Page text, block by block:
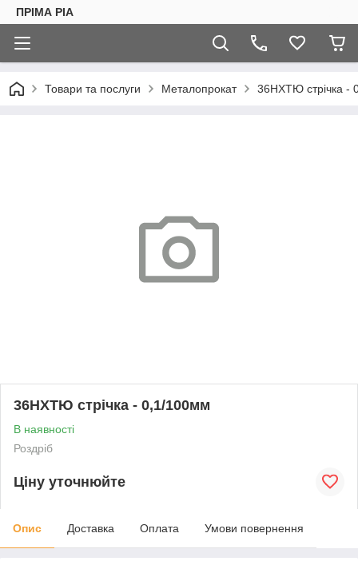
ПРІМА РІА
Товари та послуги Металопрокат 36НХТЮ стрічка -
36НХТЮ стрічка - 0,1/100мм
В наявності
Роздріб
Ціну уточнюйте
Опис Доставка Оплата Умови повернення